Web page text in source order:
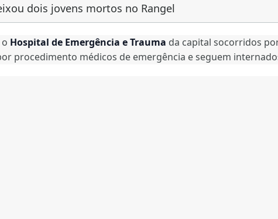
dois jovens mortos no Rangel
Hospital de Emergência e Trauma da capital socorridos
procedimento médicos de emergência e seguem